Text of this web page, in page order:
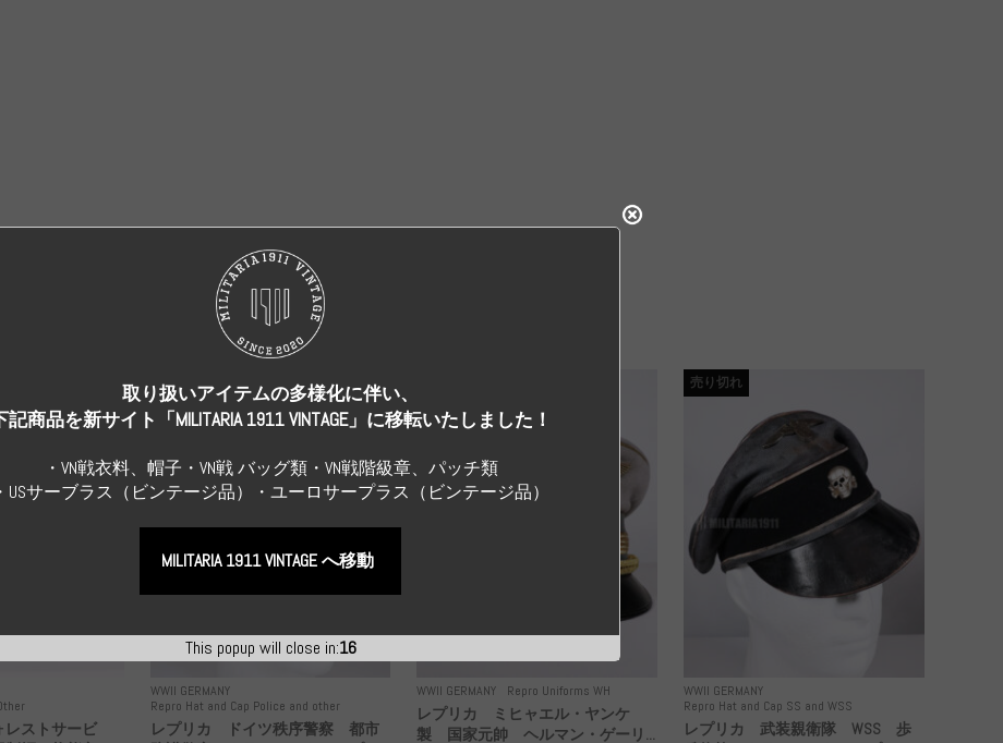
ストサービ
WWII GERMANY
Repro Hat and Cap Police and other
売り切れ
レプリカ ドイツ秩序警察 都市
WWII GERMANY Repro Uniforms WH
レプリカ ミヒャエル・ヤンケ
製 国家元帥 ヘルマン・ゲーリ...
WWII GERMANY
Repro Hat and Cap SS and WSS
売り切れ
レプリカ 武装親衛隊 WSS 歩
This popup will close in:15
取り扱いアイテムの多様化に伴い、
記商品を新サイト「MILITARIA 1911 VINTAGE」に移転いたしました！
・VN戦衣料、帽子・VN戦 バッグ類・VN戦階級章、パッチ類
・USサーブラス（ビンテージ品）・ユーロサープラス（ビンテージ品）
MILITARIA 1911 VINTAGE へ移動